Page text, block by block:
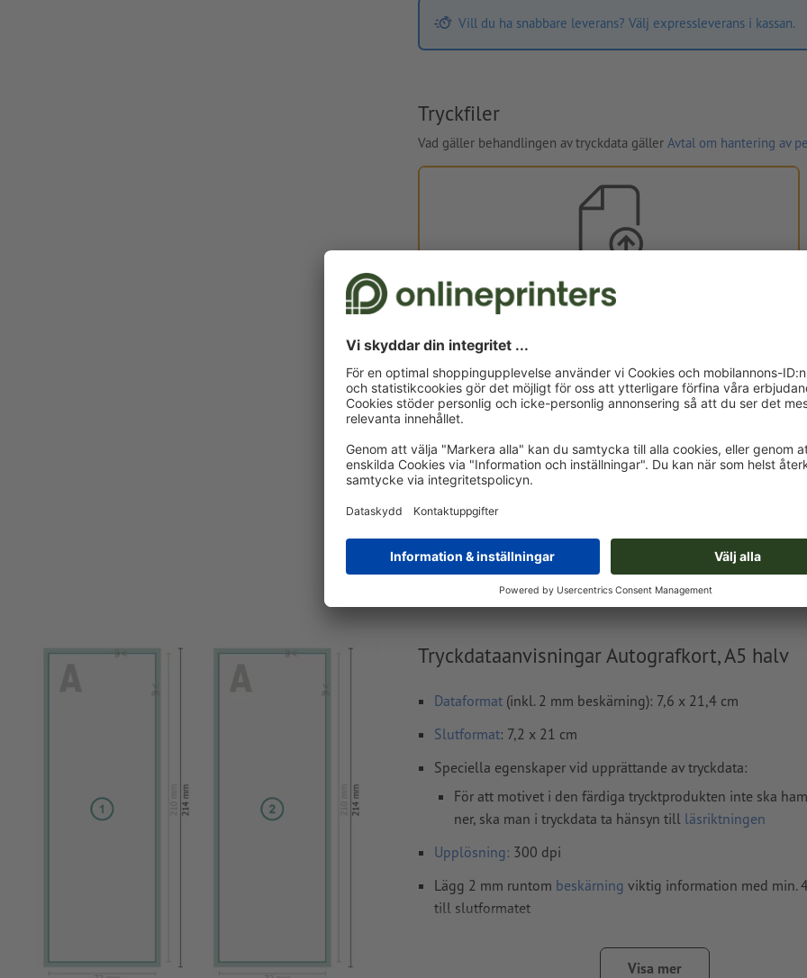
Vill du ha snabbare leverans? Välj expressleverans i kassan.
Tryckfiler
Vad gäller behandlingen av tryckdata gäller Avtal om hantering av
Egna tryckdata
Du kan ladda upp dina tryckdata före eller efter köpet.
Ladda upp nu
exkl. moms
Levereras cirka:
Vikt: ca. 45,4 g
Tryckdataanvisningar Autografkort, A5 halv
Dataformat (inkl. 2 mm beskärning): 7,6 x 21,4 cm
Slutformat: 7,2 x 21 cm
Speciella egenskaper vid upprättande av tryckdata:
För att motivet i den färdiga trycktprodukten inte ska
ner, ska man i tryckdata ta hänsyn till läsriktningen
Upplösning: 300 dpi
Lägg 2 mm runtom beskärning viktig information med min.
till slutformatet
Visa mer